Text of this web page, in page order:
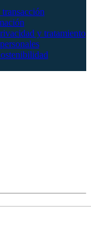
y tratamiento